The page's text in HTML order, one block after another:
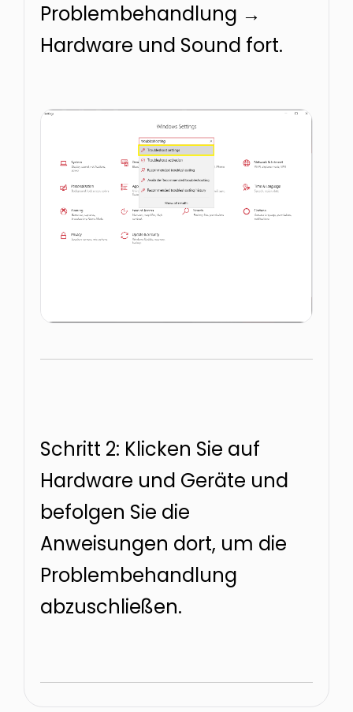
Problembehandlung →
Hardware und Sound fort.
Schritt 2: Klicken Sie auf
Hardware und Geräte und
befolgen Sie die
Anweisungen dort, um die
Problembehandlung
abzuschließen.